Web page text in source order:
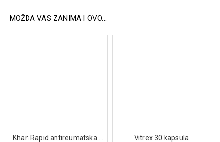
umivanje, naneti losion na kožu lica pomoću tufera ili vate
MOŽDA VAS ZANIMA I OVO...
Vitrex 30 kapsula